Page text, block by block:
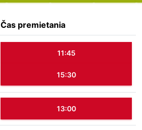
Čas premietania
11:45
15:30
13:00